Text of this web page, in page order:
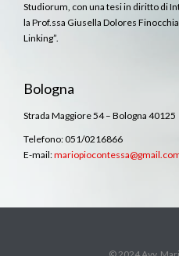
Studiorum, con una tesi in diritto di
la Prof.ssa Giusella Dolores
Linking”.
Bologna
Strada Maggiore 54 – Bologna 40125
Telefono: 051/0216866
E-mail: